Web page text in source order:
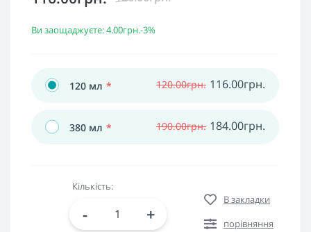
Ви заощаджуєте:4.00грн.-3%
120 мл * 120.00грн. 116.00грн.
380 мл * 190.00грн. 184.00грн.
Кількість:
- +
В закладки
порівняння